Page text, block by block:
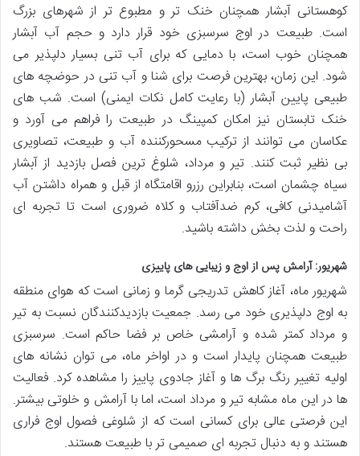
کوهستانی آبشار همچنان خنک تر و مطبوع تر از شهرهای بزرگ
است. طبیعت در اوج سرسبزی خود قرار دارد و حجم آب آبشار
همچنان خوب است، با دمایی که برای آب تنی بسیار دلپذیر می
شود. این زمان، بهترین فرصت برای شنا و آب تنی در حوضچه های
طبیعی پایین آبشار (با رعایت کامل نکات ایمنی) است. شب های
خنک تابستان نیز امکان کمپینگ در طبیعت را فراهم می آورد و
عکاسان می توانند از ترکیب مسحورکننده آب و طبیعت، تصاویری
بی نظیر ثبت کنند. تیر و مرداد، شلوغ ترین فصل بازدید از آبشار
سیاه چشمان است، بنابراین رزرو اقامتگاه از قبل و همراه داشتن آب
آشامیدنی کافی، کرم ضدآفتاب و کلاه ضروری است تا تجربه ای
راحت و لذت بخش داشته باشید.
شهریور: آرامش پس از اوج و زیبایی های پاییزی
شهریور ماه، آغاز کاهش تدریجی گرما و زمانی است که هوای منطقه
به اوج دلپذیری خود می رسد. جمعیت بازدیدکنندگان نسبت به تیر
و مرداد کمتر شده و آرامشی خاص بر فضا حاکم است. سرسبزی
طبیعت همچنان پایدار است و در اواخر ماه، می توان نشانه های
اولیه تغییر رنگ برگ ها و آغاز جادوی پاییز را مشاهده کرد. فعالیت
ها در این ماه مشابه تیر و مرداد است، اما با آرامش و خلوتی بیشتر.
این فرصتی عالی برای کسانی است که از شلوغی فصول اوج فراری
هستند و به دنبال تجربه ای صمیمی تر با طبیعت هستند.